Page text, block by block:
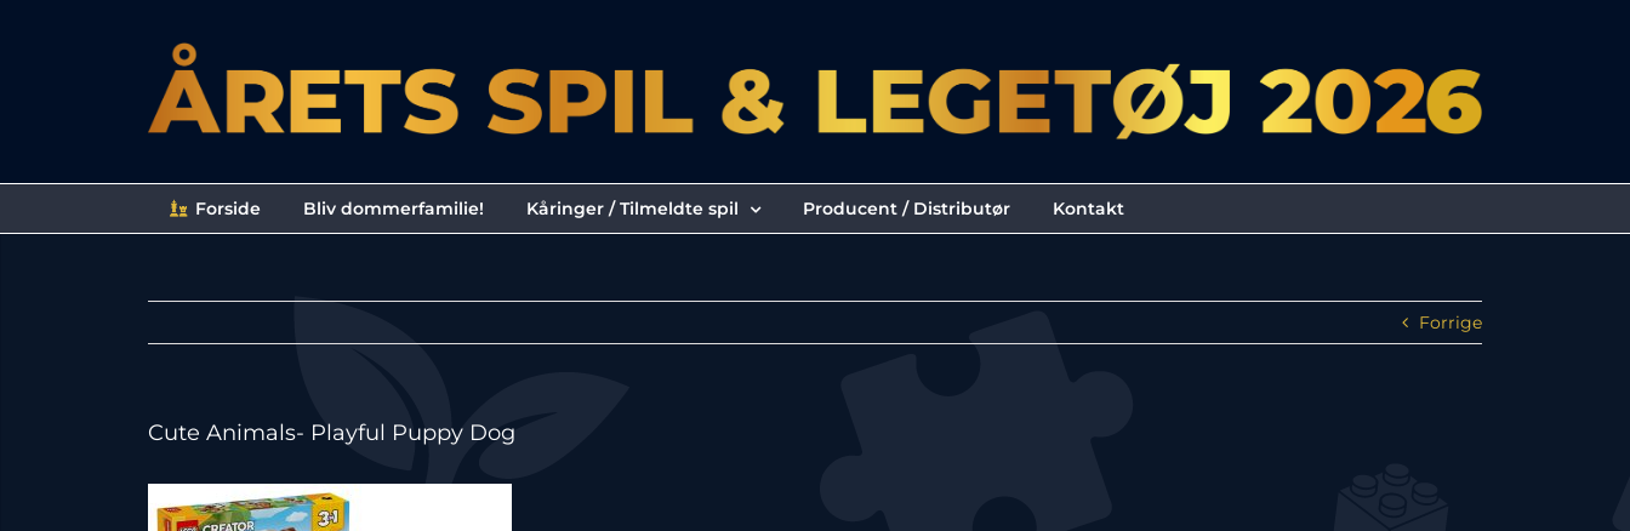
Forside Bliv dommerfamilie! Kåringer / Tilmeldte spil Producent / Distributør Kontakt
Forrige
Cute Animals- Playful Puppy Dog